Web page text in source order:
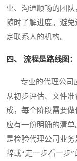
业、沟通顺畅的团
随时了解进度。避
定联系人的机构。
四、 流程是路线图
专业的代理公司应
从初步评估、文件
成，每个阶段需要
应有一份明确的清
是检验代理公司业
辞或“走一步看一步